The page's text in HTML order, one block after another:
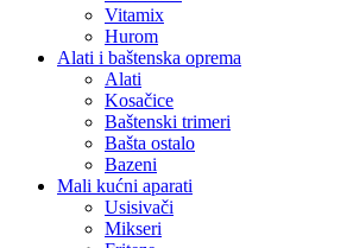
Vitamix
Hurom
Alati i baštenska oprema
Alati
Kosačice
Baštenski trimeri
Bašta ostalo
Bazeni
Mali kućni aparati
Usisivači
Mikseri